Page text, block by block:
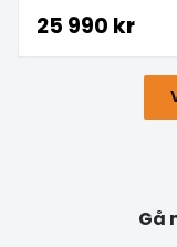
25 990 kr
Gå